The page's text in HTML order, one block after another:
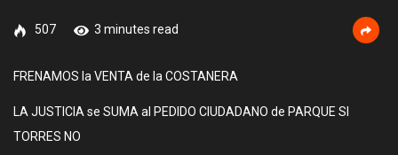
507 3 minutes read
FRENAMOS la VENTA de la COSTANERA
LA JUSTICIA se SUMA al PEDIDO CIUDADANO de PARQUE SI
TORRES NO